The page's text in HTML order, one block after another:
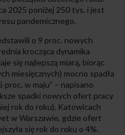
2025 poniżej 250 tys. i jest
pandemicznego.
o 9 proc. nowych
krocząca dynamika
się najlepszą miarą, biorąc
miesięcznych) mocno spadła
proc. w maju” – napisano
spadki nowych ofert pracy
rok do roku), Katowicach
w Warszawie, gdzie ofert
się rok do roku o 4%.